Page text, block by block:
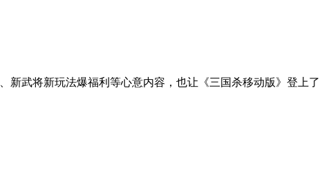
新武将新玩法爆福利等心意内容，也让《三国杀移动版》登上了